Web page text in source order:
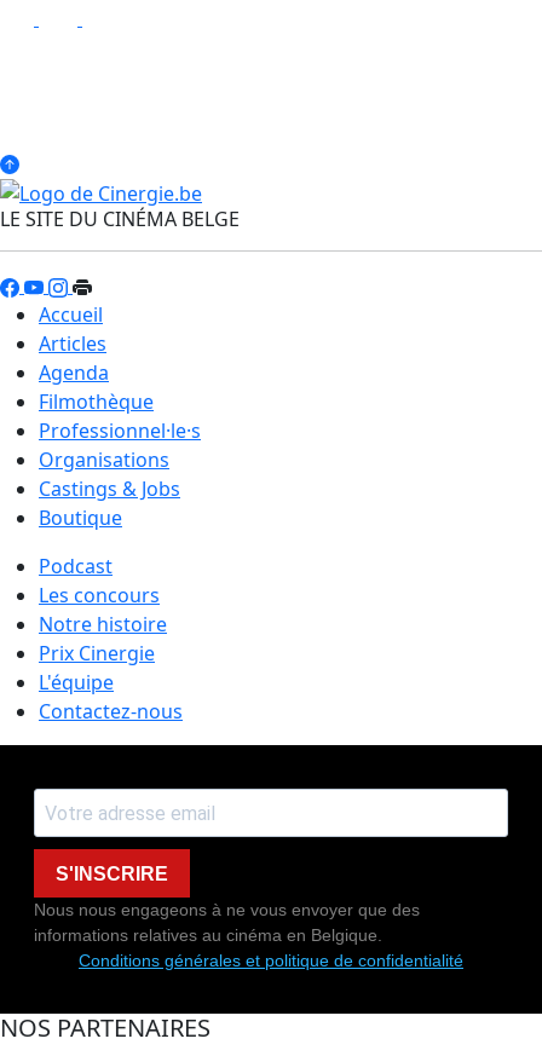
LE SITE DU CINÉMA BELGE
Accueil
Articles
Agenda
Filmothèque
Professionnel·le·s
Organisations
Castings & Jobs
Boutique
Podcast
Les concours
Notre histoire
Prix Cinergie
L'équipe
Contactez-nous
S'INSCRIRE
Nous nous engageons à ne vous envoyer que des
informations relatives au cinéma en Belgique.
Conditions générales et politique de confidentialité
NOS PARTENAIRES